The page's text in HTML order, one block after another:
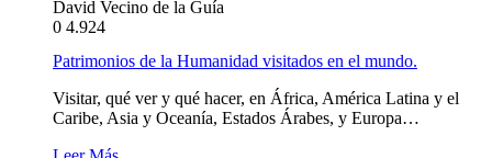
David Vecino de la Guía
0 4.924
Patrimonios de la Humanidad visitados en el mundo.
Visitar, qué ver y qué hacer, en África, América Latina y el
Caribe, Asia y Oceanía, Estados Árabes, y Europa…